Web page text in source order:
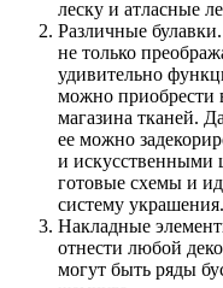
леску и атласные
Различные
не только
удивительно
можно приобрести
магазина тканей.
ее можно
и искусственными
готовые схемы и
систему украшения.
Накладные
отнести любой
могут быть ряды